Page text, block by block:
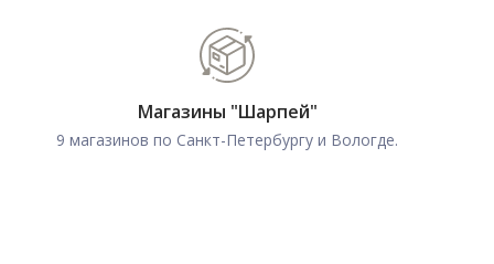
Магазины "Шарпей"
9 магазинов по Санкт-Петербургу и Вологде.